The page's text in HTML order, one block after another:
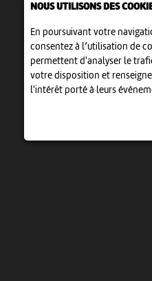
NOUS UTILISONS DES
En poursuivant votre
consentez à l’utilisation de
permettent d'analyser le
votre disposition et
l'intérêt porté à leurs